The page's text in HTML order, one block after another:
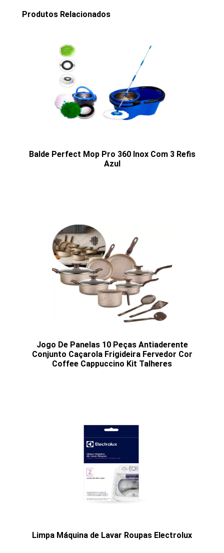
Produtos Relacionados
Balde Perfect Mop Pro 360 Inox Com 3 Refis
Azul
Jogo De Panelas 10 Peças Antiaderente
Conjunto Caçarola Frigideira Fervedor Cor
Coffee Cappuccino Kit Talheres
Limpa Máquina de Lavar Roupas Electrolux